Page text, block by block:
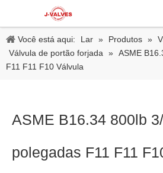
Você está aqui: Lar » Produtos »
Válvula de portão forjada
» ASME
F11 F11 F10 Válvula
ASME B16.34 800lb
polegadas F11 F11